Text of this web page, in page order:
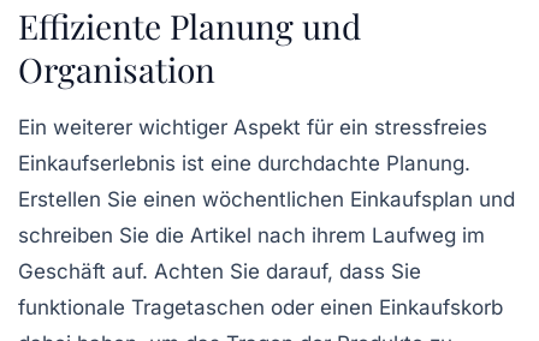
Effiziente Planung und
Organisation
Ein weiterer wichtiger Aspekt für ein stressfreies
Einkaufserlebnis ist eine durchdachte Planung.
Erstellen Sie einen wöchentlichen Einkaufsplan und
schreiben Sie die Artikel nach ihrem Laufweg im
Geschäft auf. Achten Sie darauf, dass Sie
funktionale Tragetaschen oder einen Einkaufskorb